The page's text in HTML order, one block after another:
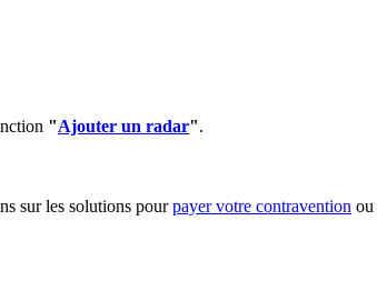
"Ajouter un radar".
sur les solutions pourpayer votre contravention ou